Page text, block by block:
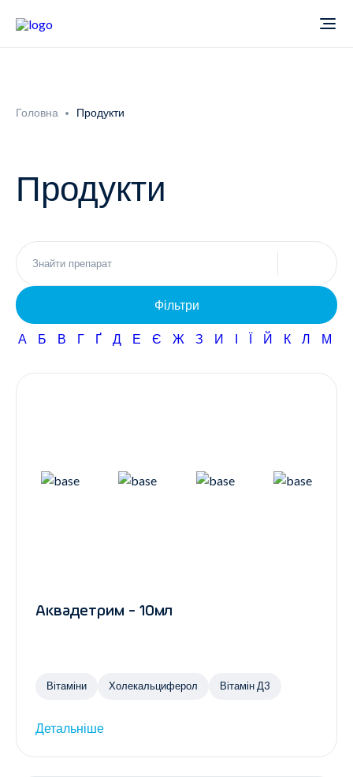
Новини
Неврологія
Фармаконагляд
Кар'єра
Головна Продукти
Продукти
Фільтри
А Б В Г Ґ Д Е Є Ж З И І Ї Й К Л М
Аквадетрим - 10мл
Вітаміни Холекальциферол Вітамін Д3
Детальніше